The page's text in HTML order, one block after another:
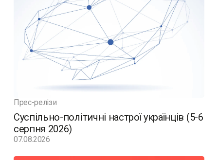
Прес-релізи
Суспільно-політичні настрої українців (5-6
серпня 2026)
07.08.2026